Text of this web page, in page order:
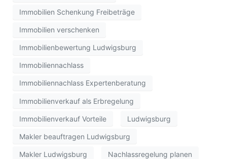
Immobilien Schenkung Freibeträge
Immobilien verschenken
Immobilienbewertung Ludwigsburg
Immobiliennachlass
Immobiliennachlass Expertenberatung
Immobilienverkauf als Erbregelung
Immobilienverkauf Vorteile Ludwigsburg
Makler beauftragen Ludwigsburg
Makler Ludwigsburg Nachlassregelung planen